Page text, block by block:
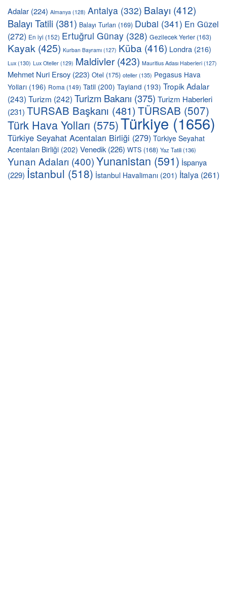
Adalar (224) Almanya (128) Antalya (332) Balayı (412)
Balayı Tatili (381) Balayı Turları (169) Dubai (341) En Güzel
(272) En iyi (152) Ertuğrul Günay (328) Gezilecek Yerler (163)
Kayak (425) Kurban Bayramı (127) Küba (416) Londra (216)
Lux (130) Lux Oteller (129) Maldivler(423) Mauritius Adası Haberleri (127)
Mehmet Nuri Ersoy (223) Otel (175) oteller(135) Pegasus Hava
Yolları (196) Roma (149) Tatil (200) Tayland (193) Tropik Adalar
(243) Turizm (242) Turizm Bakanı (375) Turizm Haberleri
(231) TURSAB Başkanı (481)TÜRSAB (507)
Türk Hava Yolları (575)Türkiye (1656)
Türkiye Seyahat Acentaları Birliği (279) Türkiye Seyahat
Acentaları Birliği (202) Venedik (226) WTS (168) Yaz Tatili(136)
Yunan Adaları (400)Yunanistan (591) İspanya
(229) İstanbul (518) İstanbul Havalimanı (201) İtalya (261)